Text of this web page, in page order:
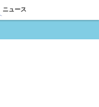
ニュース